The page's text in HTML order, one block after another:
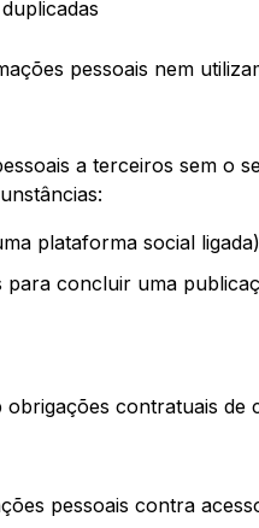
pessoais nem
a terceiros sem o
plataforma social ligada)
concluir uma
contratuais de
pessoais contra